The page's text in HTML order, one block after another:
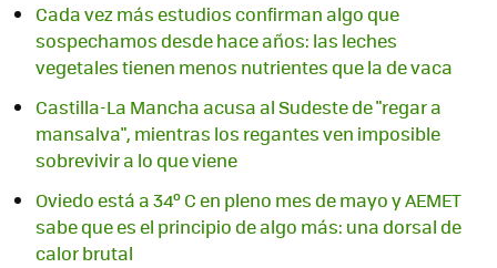
Cada vez más estudios confirman algo que
sospechamos desde hace años: las leches
vegetales tienen menos nutrientes que la de vaca
Castilla-La Mancha acusa al Sudeste de "regar a
mansalva", mientras los regantes ven imposible
sobrevivir a lo que viene
Oviedo está a 34º C en pleno mes de mayo y AEMET
sabe que es el principio de algo más: una dorsal de
calor brutal